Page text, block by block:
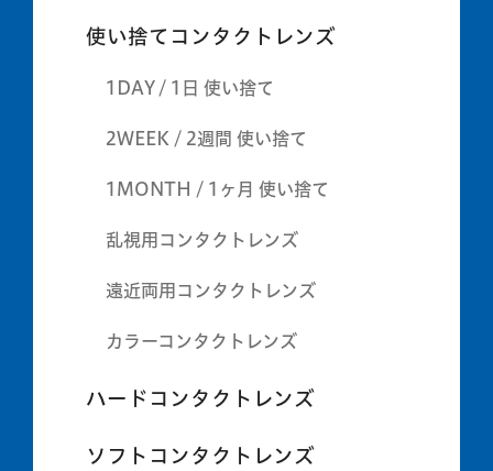
使い捨てコンタクトレンズ
1DAY / 1日 使い捨て
2WEEK / 2週間 使い捨て
1MONTH / 1ヶ月 使い捨て
乱視用コンタクトレンズ
遠近両用コンタクトレンズ
カラーコンタクトレンズ
ハードコンタクトレンズ
ソフトコンタクトレンズ